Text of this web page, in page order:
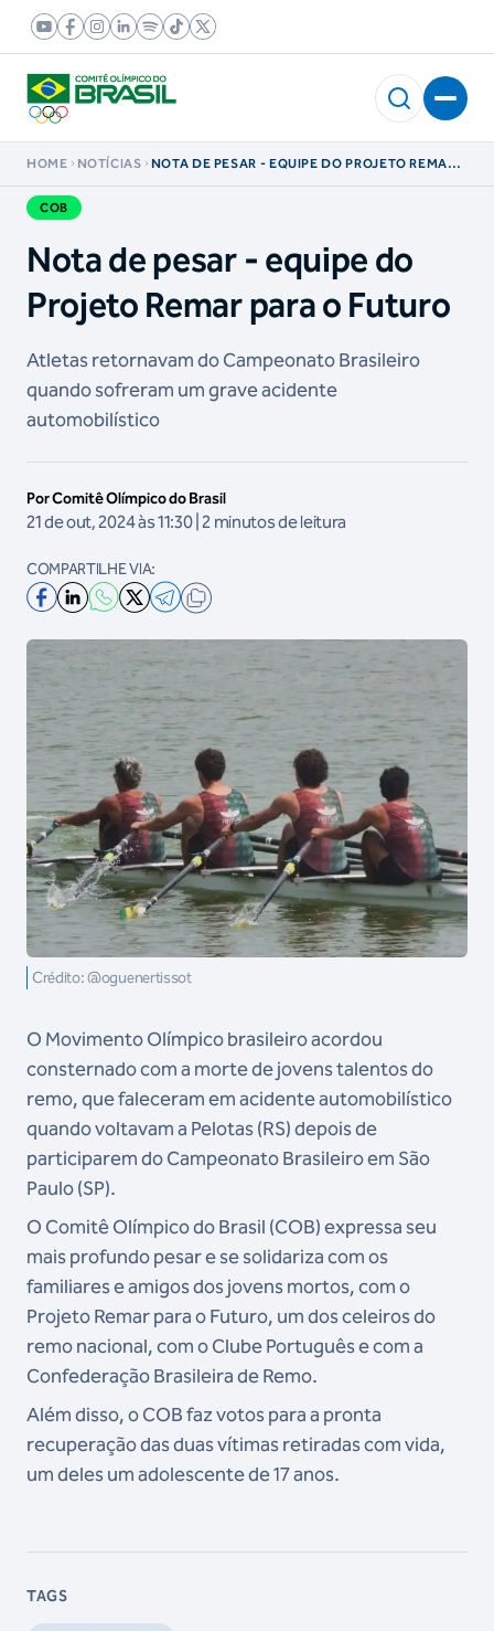
HOME NOTÍCIAS
NOTA DE PESAR - EQUIPE DO PROJETO REMAR
COB
Nota de pesar - equipe do
Projeto Remar para o Futuro
Atletas retornavam do Campeonato Brasileiro
quando sofreram um grave acidente
automobilístico
Por Comitê Olímpico do Brasil
21 de out, 2024 às 11:30 | 2 minutos de leitura
COMPARTILHE VIA:
Crédito: @oguenertissot
O Movimento Olímpico brasileiro acordou
consternado com a morte de jovens talentos do
remo, que faleceram em acidente automobilístico
quando voltavam a Pelotas (RS) depois de
participarem do Campeonato Brasileiro em São
Paulo (SP).
O Comitê Olímpico do Brasil (COB) expressa seu
mais profundo pesar e se solidariza com os
familiares e amigos dos jovens mortos, com o
Projeto Remar para o Futuro, um dos celeiros do
remo nacional, com o Clube Português e com a
Confederação Brasileira de Remo.
Além disso, o COB faz votos para a pronta
recuperação das duas vítimas retiradas com vida,
um deles um adolescente de 17 anos.
TAGS